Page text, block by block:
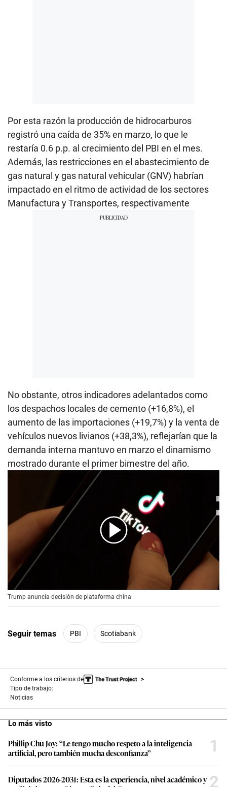
Por esta razón la producción de hidrocarburos
registró una caída de 35% en marzo, lo que le
restaría 0.6 p.p. al crecimiento del PBI en el mes.
Además, las restricciones en el abastecimiento de
gas natural y gas natural vehicular (GNV) habrían
impactado en el ritmo de actividad de los sectores
Manufactura y Transportes, respectivamente
No obstante, otros indicadores adelantados como
los despachos locales de cemento (+16,8%), el
aumento de las importaciones (+19,7%) y la venta de
vehículos nuevos livianos (+38,3%), reflejarían que la
demanda interna mantuvo en marzo el dinamismo
mostrado durante el primer bimestre del año.
Trump anuncia decisión de plataforma china
Seguir temas PBI Scotiabank
Conforme a los criterios de
Tipo de trabajo:
Noticias
Lo más visto
Phillip Chu Joy: “Le tengo mucho respeto a la inteligencia
artificial, pero también mucha desconfianza”
1
Diputados 2026-2031: Esta es la experiencia, nivel académico y 2